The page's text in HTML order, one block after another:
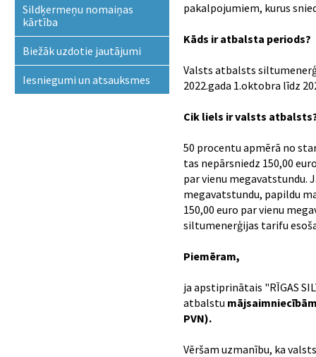
pakalpojumiem, kurus
Kāds ir atbalsta periods?
Valsts atbalsts
2022.gada 1.oktobra līdz
Cik liels ir valsts
50 procentu apmērā no
tas nepārsniedz 150,00
par vienu megavatstundu.
megavatstundu, papildu
150,00 euro par vienu
siltumenerģijas tarifu
Piemēram,
ja apstiprinātais "RĪGAS
atbalstu
PVN).
Vēršam uzmanību, ka
Sildķermeņu nomaiņas
kārtība
Biežāk uzdotie jautājumi
Iesniegumi un atsauksmes